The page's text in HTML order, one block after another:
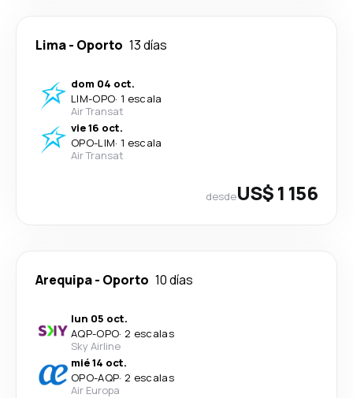
Lima- Oporto 13 días
dom 04 oct.
LIM-OPO· 1 escala
Air Transat
vie 16 oct.
OPO-LIM· 1 escala
Air Transat
desdeUS$ 1 156
Arequipa- Oporto 10 días
lun 05 oct.
AQP-OPO· 2 escalas
Sky Airline
mié 14 oct.
OPO-AQP· 2 escalas
Air Europa